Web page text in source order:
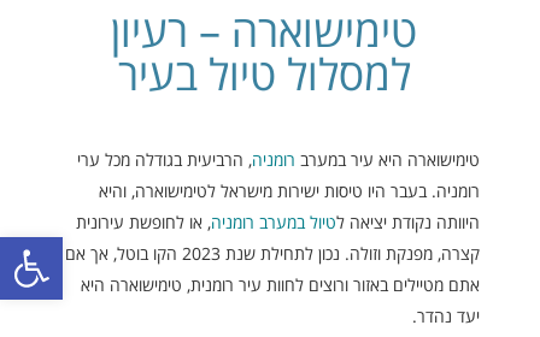
פתח
טימישוארה – רעיון
למסלול טיול בעיר
טימישוארה היא עיר במערב רומניה, הרביעית בגודלה מכל ערי
רומניה. בעבר היו טיסות ישירות מישראל לטימישוארה, והיא
היוותה נקודת יציאה לטיול במערב רומניה, או לחופשת עירונית
קצרה, מפנקת וזולה. נכון לתחילת שנת 2023 הקו בוטל, אך אם
אתם מטיילים באזור ורוצים לחוות עיר רומנית, טימישוארה היא
יעד נהדר.